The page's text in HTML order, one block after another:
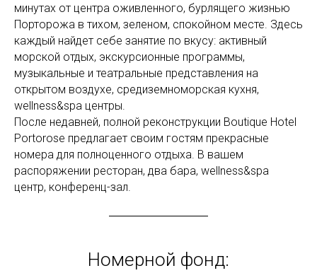
минутах от центра оживленного, бурлящего жизнью
Порторожа в тихом, зеленом, спокойном месте. Здесь
каждый найдет себе занятие по вкусу: активный
морской отдых, экскурсионные программы,
музыкальные и театральные представления на
открытом воздухе, средиземноморская кухня,
wellnеss&spa центры.
После недавней, полной реконструкции Boutique Hotel
Portorose предлагает своим гостям прекрасные
номера для полноценного отдыха. В вашем
распоряжении ресторан, два бара, wellness&spa
центр, конференц-зал.
Номерной фонд: